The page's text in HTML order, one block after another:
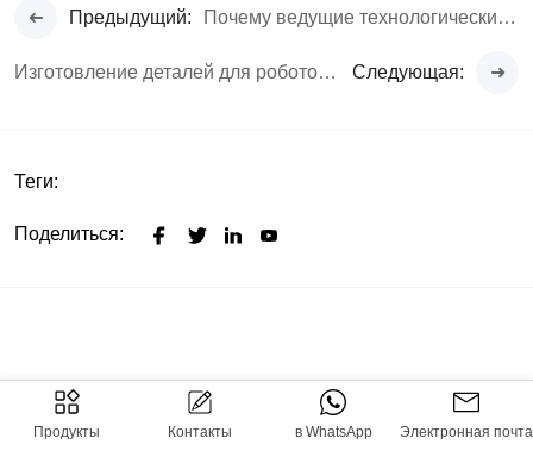
Предыдущий: Почему ведущие технологические бренды выбирают Rejin CNC для создания премиальных iPad-хабов
Изготовление деталей для роботов на станках с ЧПУ по индивидуальному заказу: высокоточное машиностроение для автоматизации. Следующая:
Теги:
Поделиться:
Продукты Контакты в WhatsApp Электронная почта